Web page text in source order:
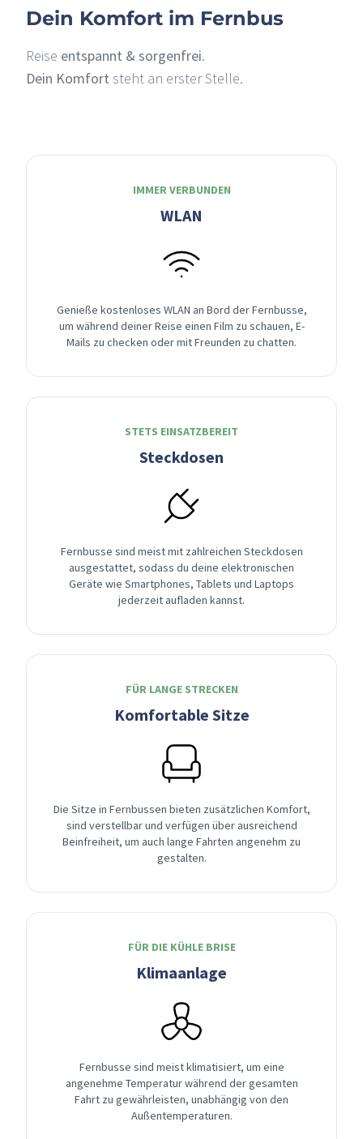
Dein Komfort im Fernbus
Reise entspannt & sorgenfrei.
Dein Komfort steht an erster Stelle.
IMMER VERBUNDEN
WLAN
Genieße kostenloses WLAN an Bord der Fernbusse,
um während deiner Reise einen Film zu schauen, E-
Mails zu checken oder mit Freunden zu chatten.
STETS EINSATZBEREIT
Steckdosen
Fernbusse sind meist mit zahlreichen Steckdosen
ausgestattet, sodass du deine elektronischen
Geräte wie Smartphones, Tablets und Laptops
jederzeit aufladen kannst.
FÜR LANGE STRECKEN
Komfortable Sitze
Die Sitze in Fernbussen bieten zusätzlichen Komfort,
sind verstellbar und verfügen über ausreichend
Beinfreiheit, um auch lange Fahrten angenehm zu
gestalten.
FÜR DIE KÜHLE BRISE
Klimaanlage
Fernbusse sind meist klimatisiert, um eine
angenehme Temperatur während der gesamten
Fahrt zu gewährleisten, unabhängig von den
Außentemperaturen.